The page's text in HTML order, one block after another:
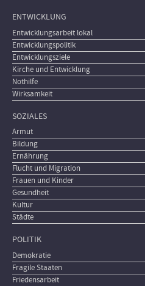
ENTWICKLUNG
Entwicklungsarbeit lokal
Entwicklungspolitik
Entwicklungsziele
Kirche und Entwicklung
Nothilfe
Wirksamkeit
SOZIALES
Armut
Bildung
Ernährung
Flucht und Migration
Frauen und Kinder
Gesundheit
Kultur
Städte
POLITIK
Demokratie
Fragile Staaten
Friedensarbeit